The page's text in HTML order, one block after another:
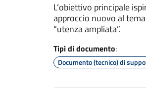
L’obiettivo principale
approccio nuovo al
“utenza ampliata”.
Tipi di documento:
Documento (tecnico) di